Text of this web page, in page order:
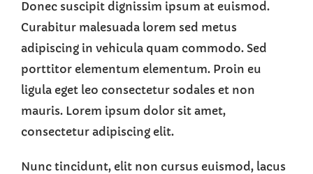
Donec suscipit dignissim ipsum at euismod.
Curabitur malesuada lorem sed metus
adipiscing in vehicula quam commodo. Sed
porttitor elementum elementum. Proin eu
ligula eget leo consectetur sodales et non
mauris. Lorem ipsum dolor sit amet,
consectetur adipiscing elit.
Nunc tincidunt, elit non cursus euismod, lacus